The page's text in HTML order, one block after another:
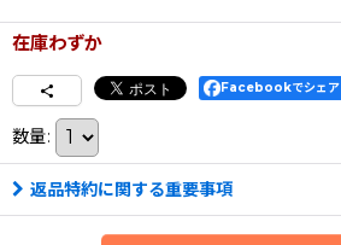
在庫わずか
Facebookでシェア
数量:
返品特約に関する重要事項